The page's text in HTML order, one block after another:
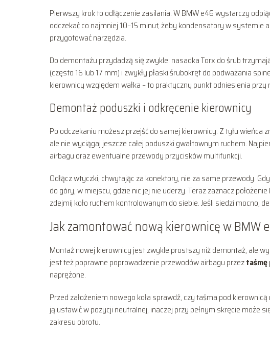
Pierwszy krok to odłączenie zasilania. W BMW e46 wystarczy
odczekać co najmniej 10–15 minut, żeby kondensatory w systemie
przygotować narzędzia.
Do demontażu przydadzą się zwykle: nasadka Torx do śrub
(często 16 lub 17 mm) i zwykły płaski śrubokręt do podważania
kierownicy względem wałka – to praktyczny punkt odniesienia przy
Demontaż poduszki i odkręcenie kierownicy
Po odczekaniu możesz przejść do samej kierownicy. Z tyłu
ale nie wyciągaj jeszcze całej poduszki gwałtownym ruchem.
airbagu oraz ewentualne przewody przycisków multifunkcji.
Odłącz wtyczki, chwytając za konektory, nie za same przewody.
do góry, w miejscu, gdzie nic jej nie uderzy. Teraz zaznacz
zdejmij koło ruchem kontrolowanym do siebie. Jeśli siedzi mocno,
Jak zamontować nową kierownicę w BMW
Montaż nowej kierownicy jest zwykle prostszy niż demontaż, ale
jest też poprawne poprowadzenie przewodów airbagu przez
naprężone.
Przed założeniem nowego koła sprawdź, czy taśma pod
ją ustawić w pozycji neutralnej, inaczej przy pełnym skręcie może
zakresu obrotu.